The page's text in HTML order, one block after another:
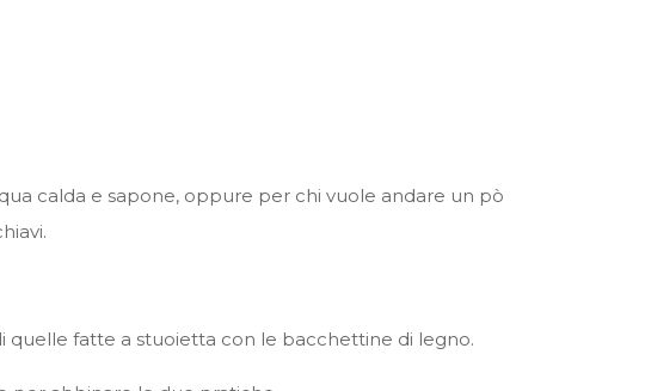
calda e sapone, oppure per chi vuole andare un pò
quelle fatte a stuoietta con le bacchettine di legno.